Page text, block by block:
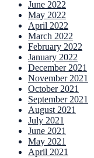
June 2022
May 2022
April 2022
March 2022
February 2022
January 2022
December 2021
November 2021
October 2021
September 2021
August 2021
July 2021
June 2021
May 2021
April 2021